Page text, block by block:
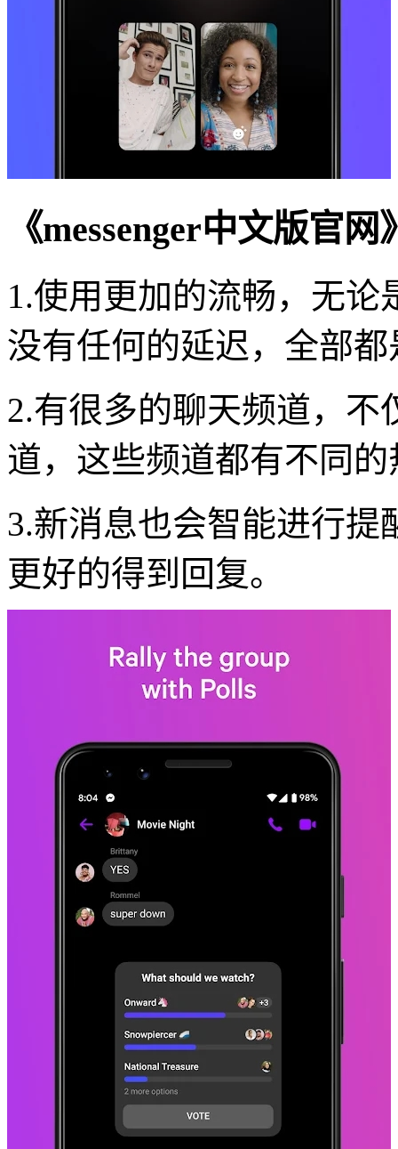
《messenger中文版官
1.使用更加的流畅，无
没有任何的延迟，全部
2.有很多的聊天频道，不
道，这些频道都有不同
3.新消息也会智能进行
更好的得到回复。